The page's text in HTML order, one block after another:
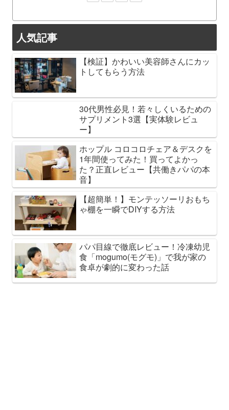
人気記事
【検証】かわいい美容師さんにカッ
トしてもらう方法
30代男性必見！若々しくいるための
サプリメント3選【実体験レビュ
ー】
ホップル コロコロチェア＆デスクを
1年間使ってみた！買ってよかっ
た？正直レビュー【共働きパパの本
音】
【超簡単！】モンテッソーリおもち
ゃ棚を一瞬でDIYする方法
パパ目線で徹底レビュー！冷凍幼児
食「mogumo(モグモ)」で我が家の
食卓が劇的に変わった話